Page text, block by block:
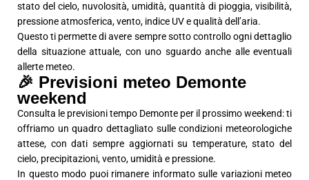
stato del cielo, nuvolosità, umidità, quantità di pioggia, visibilità,
pressione atmosferica, vento, indice UV e qualità dell’aria.
Questo ti permette di avere sempre sotto controllo ogni dettaglio
della situazione attuale, con uno sguardo anche alle eventuali
allerte meteo.
🎉 Previsioni meteo Demonte
weekend
Consulta le previsioni tempo Demonte per il prossimo weekend: ti
offriamo un quadro dettagliato sulle condizioni meteorologiche
attese, con dati sempre aggiornati su temperature, stato del
cielo, precipitazioni, vento, umidità e pressione.
In questo modo puoi rimanere informato sulle variazioni meteo